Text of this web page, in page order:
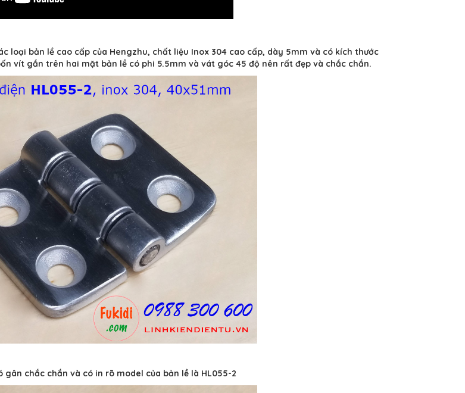
loại bản lề cao cấp của Hengzhu, chất liệu Inox 304 cao cấp, dày 5mm và có kích thước
vít gắn trên hai mặt bản lề có phi 5.5mm và vát góc 45 độ nên rất đẹp và chắc chắn.
gân chắc chắn và có in rõ model của bản lề là HL055-2